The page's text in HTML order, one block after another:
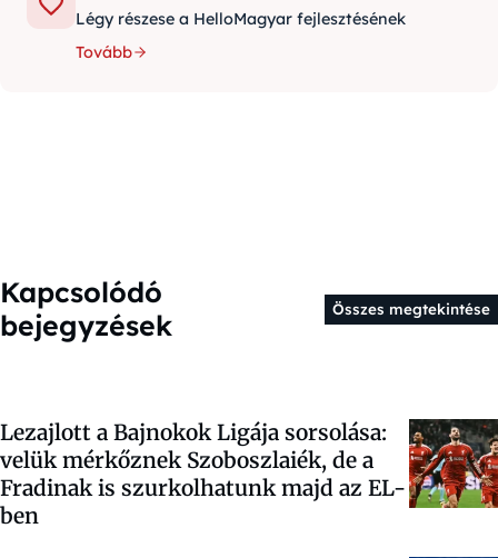
Légy részese a HelloMagyar fejlesztésének
Tovább
Kapcsolódó
bejegyzések
Összes megtekintése
Lezajlott a Bajnokok Ligája sorsolása:
velük mérkőznek Szoboszlaiék, de a
Fradinak is szurkolhatunk majd az EL-
ben